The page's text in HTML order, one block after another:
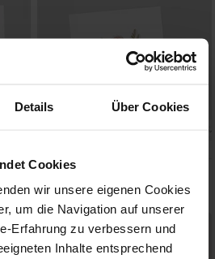
Details Über Cookies
Cookies
wir unsere eigenen Cookies
um die Navigation auf unserer
Erfahrung zu verbessern und
Inhalte entsprechend